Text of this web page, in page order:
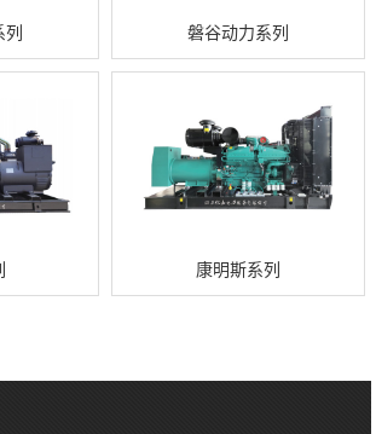
列 磐谷动力系列
康明斯系列